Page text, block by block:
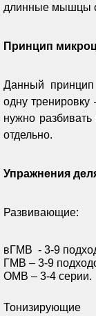
длинные мышцы
Принцип
Данный
одну
нужно разбивать
отдельно.
Упражнения
Развивающие:
вГМВ - 3-9
ГМВ – 3-9
ОМВ – 3-4 серии.
Тонизирующие